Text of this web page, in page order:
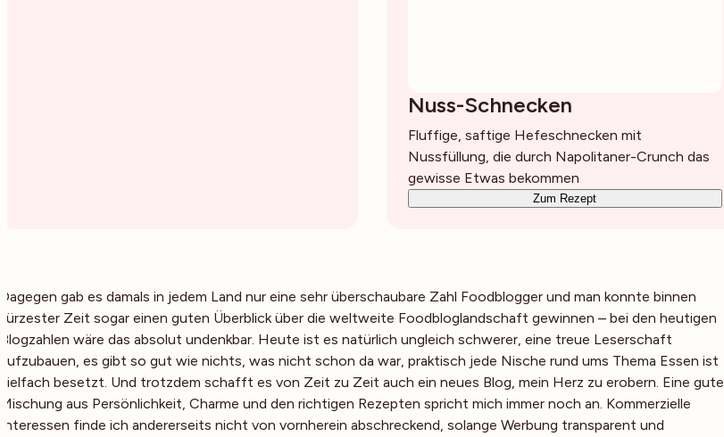
Nuss-Schnecken
Fluffige, saftige Hefeschnecken mit
Nussfüllung, die durch Napolitaner-Crunch das
gewisse Etwas bekommen
Zum Rezept
Dagegen gab es damals in jedem Land nur eine sehr überschaubare Zahl Foodblogger und man konnte binnen
kürzester Zeit sogar einen guten Überblick über die weltweite Foodbloglandschaft gewinnen – bei den heutigen
Blogzahlen wäre das absolut undenkbar. Heute ist es natürlich ungleich schwerer, eine treue Leserschaft
aufzubauen, es gibt so gut wie nichts, was nicht schon da war, praktisch jede Nische rund ums Thema Essen ist
vielfach besetzt. Und trotzdem schafft es von Zeit zu Zeit auch ein neues Blog, mein Herz zu erobern. Eine gute
Mischung aus Persönlichkeit, Charme und den richtigen Rezepten spricht mich immer noch an. Kommerzielle
Interessen finde ich andererseits nicht von vornherein abschreckend, solange Werbung transparent und